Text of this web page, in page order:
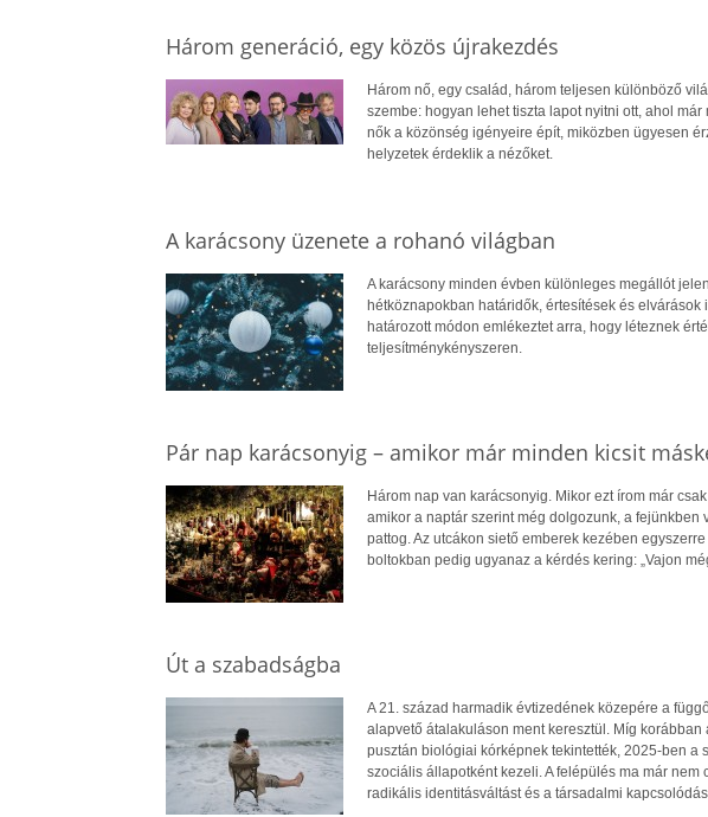
Három generáció, egy közös újrakezdés
Három nő, egy család, három teljesen különböző
szembe: hogyan lehet tiszta lapot nyitni ott, ahol
nők a közönség igényeire épít, miközben ügyesen
helyzetek érdeklik a nézőket.
A karácsony üzenete a rohanó világban
A karácsony minden évben különleges megállót
hétköznapokban határidők, értesítések és
határozott módon emlékeztet arra, hogy léteznek
teljesítménykényszeren.
Pár nap karácsonyig – amikor már minden kicsit
Három nap van karácsonyig. Mikor ezt írom már
amikor a naptár szerint még dolgozunk, a
pattog. Az utcákon siető emberek kezében
boltokban pedig ugyanaz a kérdés kering: „Vajon
Út a szabadságba
A 21. század harmadik évtizedének közepére a
alapvető átalakuláson ment keresztül. Míg
pusztán biológiai kórképnek tekintették, 2025-ben a
szociális állapotként kezeli. A felépülés ma már
radikális identitásváltást és a társadalmi